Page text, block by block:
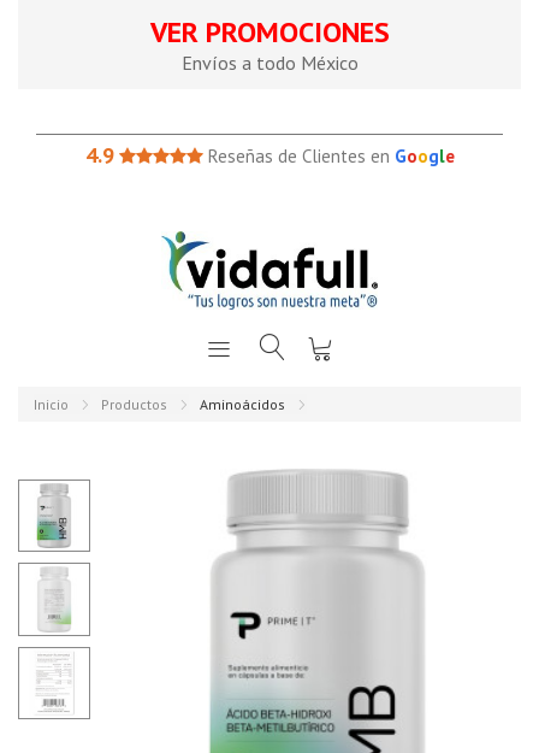
VER PROMOCIONES
Envíos a todo México
4.9 Reseñas de Clientes en Google
Inicio Productos Aminoácidos